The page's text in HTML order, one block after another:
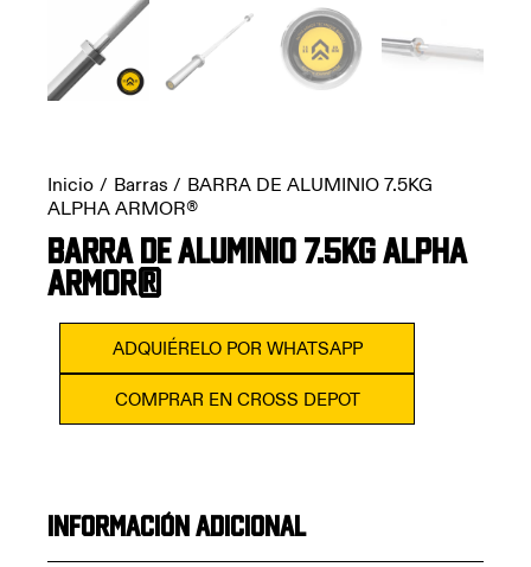
Inicio Barras
BARRA DE ALUMINIO 7.5KG
ALPHA ARMOR®
BARRA DE ALUMINIO 7.5KG ALPHA
ARMOR®
ADQUIÉRELO POR WHATSAPP
COMPRAR EN CROSS DEPOT
Información adicional